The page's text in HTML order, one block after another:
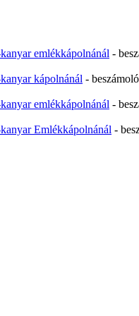
emlékkápolnánál -
kápolnánál - beszámoló
emlékkápolnánál -
Emlékkápolnánál -